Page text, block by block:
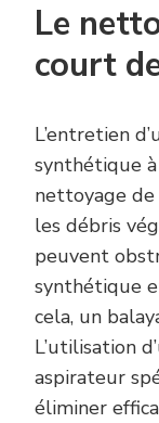
Le
court
L’entretien
synthétique
nettoyage de
les débris
peuvent
synthétique
cela, un
L’utilisation
aspirateur
éliminer